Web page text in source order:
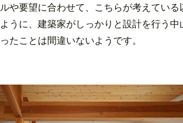
ルや要望に合わせて、こちらが考えてい
ように、建築家がしっかりと設計を行う
ったことは間違いないようです。